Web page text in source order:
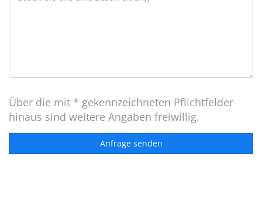
Über die mit * gekennzeichneten Pflichtfelder
hinaus sind weitere Angaben freiwillig.